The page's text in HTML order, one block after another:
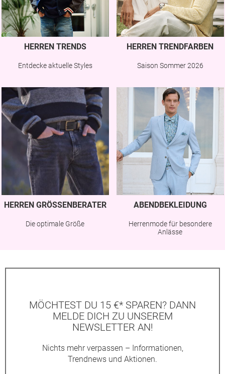
HERREN TRENDS
Entdecke aktuelle Styles
HERREN TRENDFARBEN
Saison Sommer 2026
HERREN GRÖSSENBERATER
Die optimale Größe
ABENDBEKLEIDUNG
Herrenmode für besondere
Anlässe
MÖCHTEST DU 15 €* SPAREN? DANN
MELDE DICH ZU UNSEREM
NEWSLETTER AN!
Nichts mehr verpassen – Informationen,
Trendnews und Aktionen.